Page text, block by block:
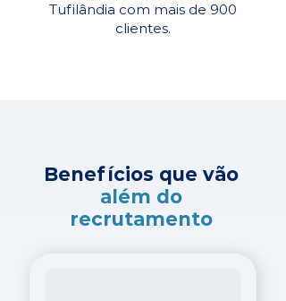
Tufilândia com mais de 900
clientes.
Benefícios que vão
além do
recrutamento